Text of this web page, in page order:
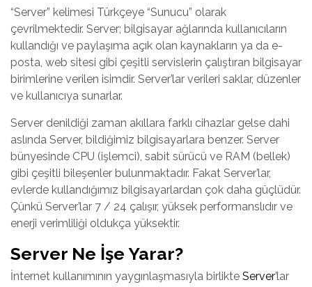
“Server” kelimesi Türkçeye “Sunucu” olarak
çevrilmektedir. Server; bilgisayar ağlarında kullanıcıların
kullandığı ve paylaşıma açık olan kaynakların ya da e-
posta, web sitesi gibi çeşitli servislerin çalıştıran bilgisayar
birimlerine verilen isimdir. Server’lar verileri saklar, düzenler
ve kullanıcıya sunarlar.
Server denildiği zaman akıllara farklı cihazlar gelse dahi
aslında Server, bildiğimiz bilgisayarlara benzer. Server
bünyesinde CPU (işlemci), sabit sürücü ve RAM (bellek)
gibi çeşitli bileşenler bulunmaktadır. Fakat Server’lar,
evlerde kullandığımız bilgisayarlardan çok daha güçlüdür.
Çünkü Server’lar 7 / 24 çalışır, yüksek performanslıdır ve
enerji verimliliği oldukça yüksektir.
Server Ne İşe Yarar?
İnternet kullanımının yaygınlaşmasıyla birlikte Server’lar